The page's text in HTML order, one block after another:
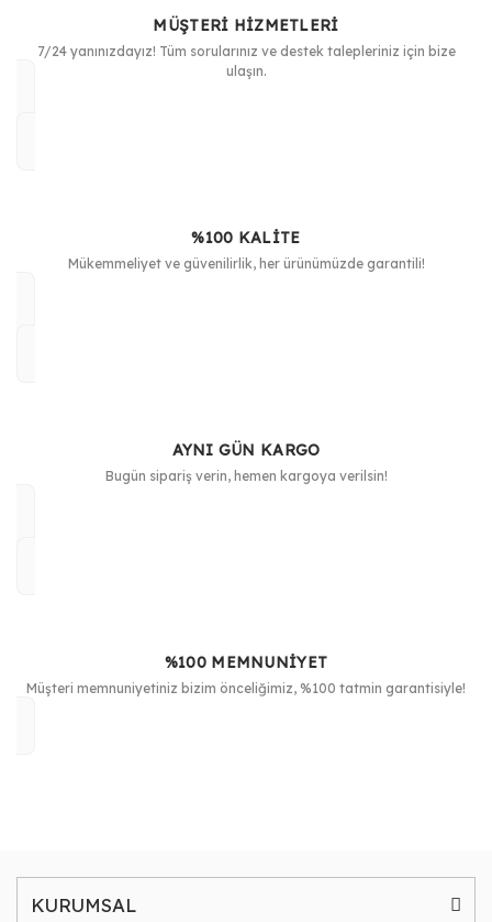
Ürün bilgilerinde hatalar bulunuyor.
Ürün fiyatı diğer sitelerden daha pahalı.
Gönder
MÜŞTERİ HİZMETLERİ
7/24 yanınızdayız! Tüm sorularınız ve destek talepleriniz için bize
ulaşın.
%100 KALİTE
Mükemmeliyet ve güvenilirlik, her ürünümüzde garantili!
AYNI GÜN KARGO
Bugün sipariş verin, hemen kargoya verilsin!
%100 MEMNUNİYET
Müşteri memnuniyetiniz bizim önceliğimiz, %100 tatmin garantisiyle!
KURUMSAL